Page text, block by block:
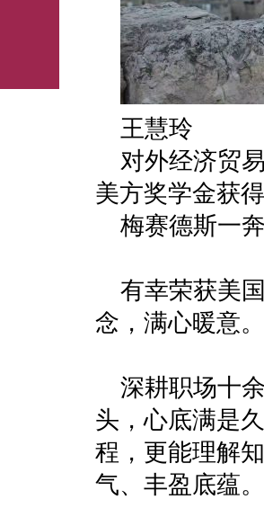
王慧玲
对外经济贸
美方奖学金获
梅赛德斯一
有幸荣获美
念，满心暖意。
深耕职场十
头，心底满是
程，更能理解
气、丰盈底蕴。